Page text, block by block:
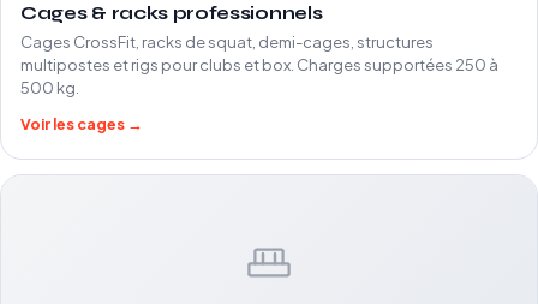
Cages & racks professionnels
Cages CrossFit, racks de squat, demi-cages, structures
multipostes et rigs pour clubs et box. Charges supportées 250 à
500 kg.
Voir les cages →